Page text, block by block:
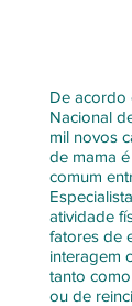
De acordo
Nacional
mil novos
de mama
comum
atividade
fatores de
interagem
tanto
ou de